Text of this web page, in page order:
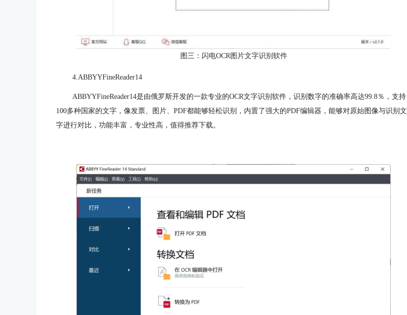
图三：闪电OCR图片文字识别软件
4.ABBYYFineReader14
ABBYYFineReader14是由俄罗斯开发的一款专业的OCR文字识别软件，识别数字的准确率高达99.8％，支持
100多种国家的文字，像发票、图片、PDF都能够轻松识别，内置了强大的PDF编辑器，能够对原始图像与识别文
字进行对比，功能丰富，专业性高，值得推荐下载。